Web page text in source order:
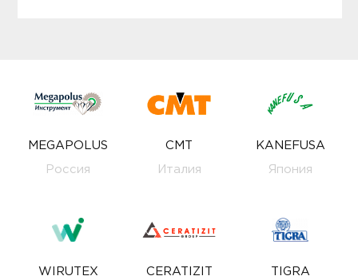
MEGAPOLUS
Россия
CMT
Италия
KANEFUSA
Япония
WIRUTEX CERATIZIT TIGRA